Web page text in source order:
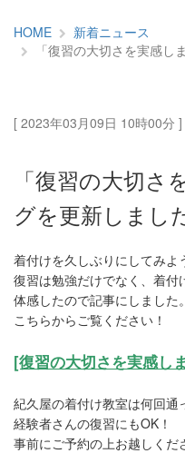
HOME
新着ニュース
「復習の大切さを実感し
[ 2023年03月09日 10時00分 ]
「復習の大切さ
グを更新しまし
着付けを久しぶりにしてみよ
復習は勉強だけでなく、着
体感したので記事にしました
こちらからご覧ください！
[復習の大切さを実感し
紀久屋の着付け教室は何回
経験者さんの復習にもOK！
事前にご予約の上お越しくだ